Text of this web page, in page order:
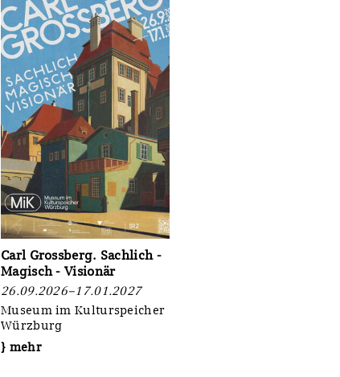
Carl Grossberg. Sachlich -
Magisch - Visionär
26.09.2026–17.01.2027
Museum im Kulturspeicher
Würzburg
} mehr